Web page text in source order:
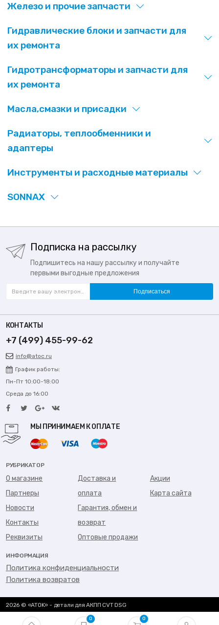
0 0
Железо и прочие запчасти
Гидравлические блоки и запчасти для
их ремонта
Гидротрансформаторы и запчасти для
их ремонта
Масла,смазки и присадки
Радиаторы, теплообменники и
адаптеры
Инструменты и расходные материалы
SONNAX
Подписка на рассылку
Подпишитесь на нашу рассылку и получайте
первыми выгодные предложения
Подписаться
КОНТАКТЫ
+7 (499) 455-99-62
info@atoc.ru
График работы:
Пн-Пт 10:00-18:00
Среда до 16:00
МЫ ПРИНИМАЕМ К ОПЛАТЕ
РУБРИКАТОР
О магазине
Партнеры
Новости
Контакты
Реквизиты
Доставка и
оплата
Гарантия, обмен и
возврат
Оптовые продажи
Акции
Карта сайта
ИНФОРМАЦИЯ
Политика конфиденциальности
Политика возвратов
2026 © «ATOK» - детали для АКПП CVT DSG